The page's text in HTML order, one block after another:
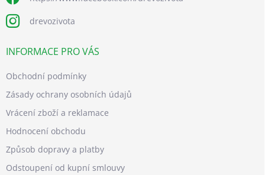
drevozivota
INFORMACE PRO VÁS
Obchodní podmínky
Zásady ochrany osobních údajů
Vrácení zboží a reklamace
Hodnocení obchodu
Způsob dopravy a platby
Odstoupení od kupní smlouvy